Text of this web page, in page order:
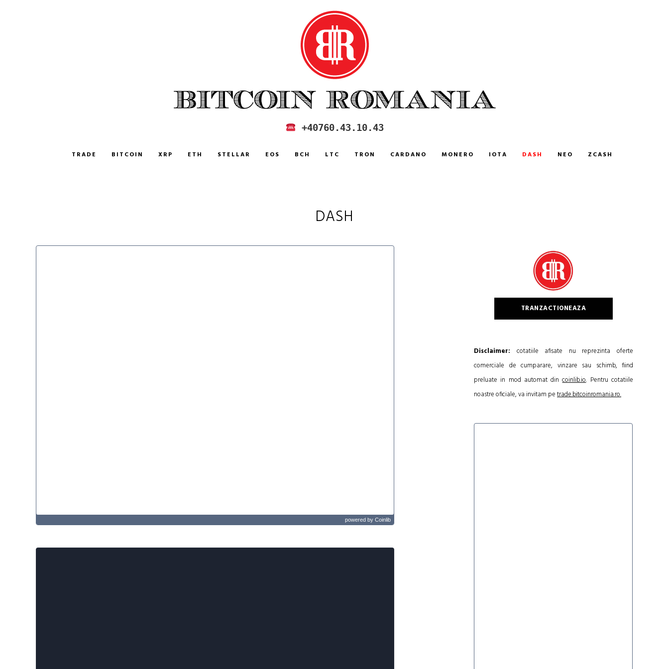
+40760.43.10.43
TRADE BITCOIN XRP ETH STELLAR EOS BCH LTC TRON CARDANO MONERO IOTA DASH NEO ZCASH
DASH
powered by Coinlib
TRANZACTIONEAZA
Disclaimer: cotatiile afisate nu reprezinta oferte
comerciale de cumparare, vinzare sau schimb, fiind
preluate in mod automat dincoinlib.io. Pentru cotatiile
noastre oficiale, va invitam petrade.bitcoinromania.ro.